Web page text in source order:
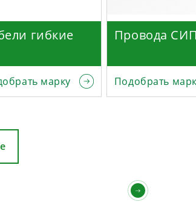
гибкие
марку
Провода СИП
Подобрать